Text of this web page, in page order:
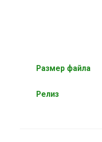
Размер файла
Релиз